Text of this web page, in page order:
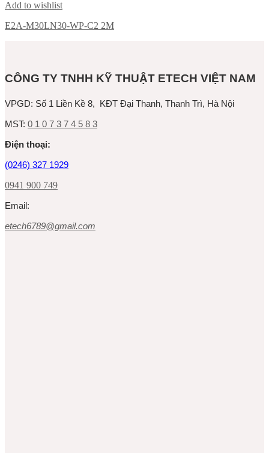
Add to wishlist
E2A-M30LN30-WP-C2 2M
CÔNG TY TNHH KỸ THUẬT ETECH VIỆT NAM
VPGD: Số 1 Liền Kề 8, KĐT Đại Thanh, Thanh Trì, Hà Nội
MST: 0 1 0 7 3 7 4 5 8 3
Ðiện thoại:
(0246) 327 1929
0941 900 749
Email:
etech6789@gmail.com